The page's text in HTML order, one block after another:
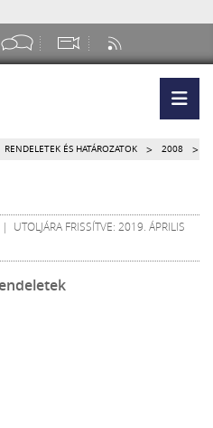
RENDELETEK ÉS HATÁROZATOK > 2008 >
FRISSÍTVE: 2019. ÁPRILIS